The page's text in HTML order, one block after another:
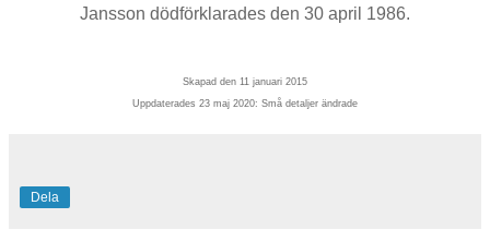
Jansson dödförklarades den 30 april 1986.
Skapad den 11 januari 2015
Uppdaterades 23 maj 2020: Små detaljer ändrade
Dela